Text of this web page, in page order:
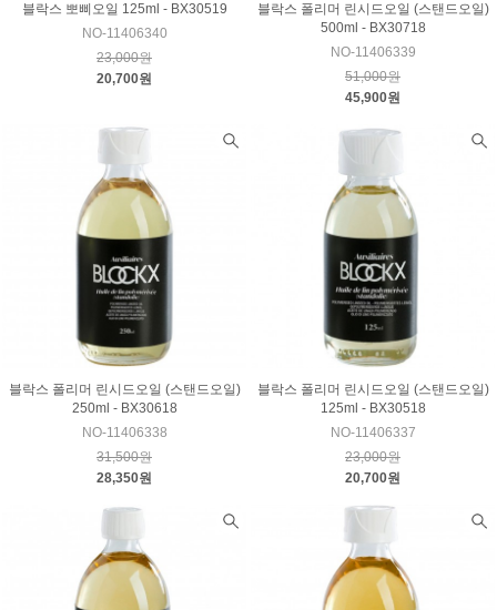
블락스 뽀삐오일 125ml - BX30519
NO-11406340
23,000원
20,700원
블락스 폴리머 린시드오일 (스탠드오일)
500ml - BX30718
NO-11406339
51,000원
45,900원
블락스 폴리머 린시드오일 (스탠드오일)
250ml - BX30618
NO-11406338
31,500원
28,350원
블락스 폴리머 린시드오일 (스탠드오일)
125ml - BX30518
NO-11406337
23,000원
20,700원